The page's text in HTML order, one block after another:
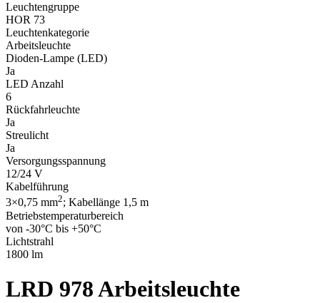
Leuchtengruppe
HOR 73
Leuchtenkategorie
Arbeitsleuchte
Dioden-Lampe (LED)
Ja
LED Anzahl
6
Rückfahrleuchte
Ja
Streulicht
Ja
Versorgungsspannung
12/24 V
Kabelführung
3×0,75 mm2; Kabellänge 1,5 m
Betriebstemperaturbereich
von -30°C bis +50°C
Lichtstrahl
1800 lm
LRD 978Arbeitsleuchte